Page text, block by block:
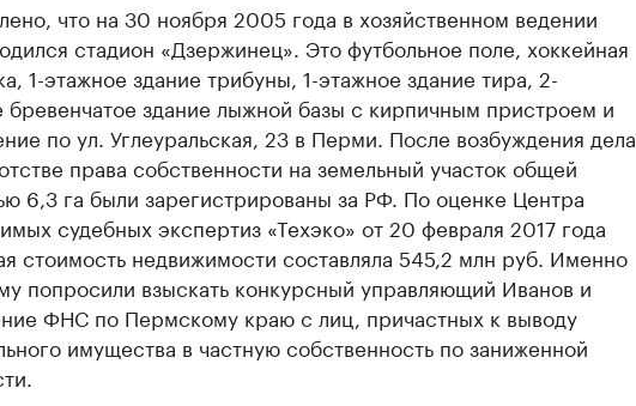
что на 30 ноября 2005 года в хозяйственном ведении
стадион «Дзержинец». Это футбольное поле, хоккейная
1-этажное здание трибуны, 1-этажное здание тира, 2-
бревенчатое здание лыжной базы с кирпичным пристроем и
по ул. Углеуральская, 23 в Перми. После возбуждения дела
права собственности на земельный участок общей
6,3 га были зарегистрированы за РФ. По оценке Центра
судебных экспертиз «Техэко» от 20 февраля 2017 года
стоимость недвижимости составляла 545,2 млн руб. Именно
попросили взыскать конкурсный управляющий Иванов и
ФНС по Пермскому краю с лиц, причастных к выводу
имущества в частную собственность по заниженной